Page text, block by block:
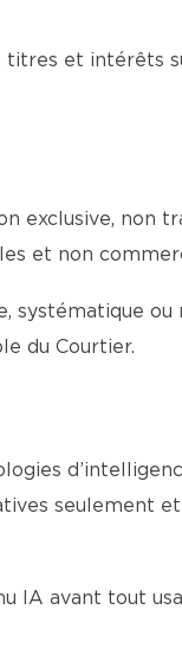
et intérêts
exclusive,
et non
du Courtier.
seulement
IA avant tout